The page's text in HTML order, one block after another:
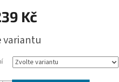
Kč
variantu